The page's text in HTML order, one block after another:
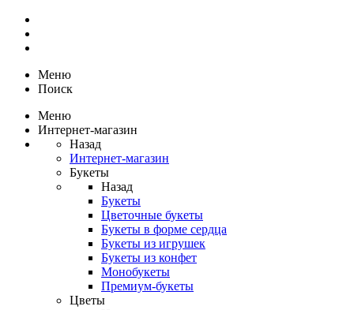
Меню
Поиск
Меню
Интернет-магазин
Назад
Интернет-магазин
Букеты
Назад
Букеты
Цветочные букеты
Букеты в форме сердца
Букеты из игрушек
Букеты из конфет
Монобукеты
Премиум-букеты
Цветы